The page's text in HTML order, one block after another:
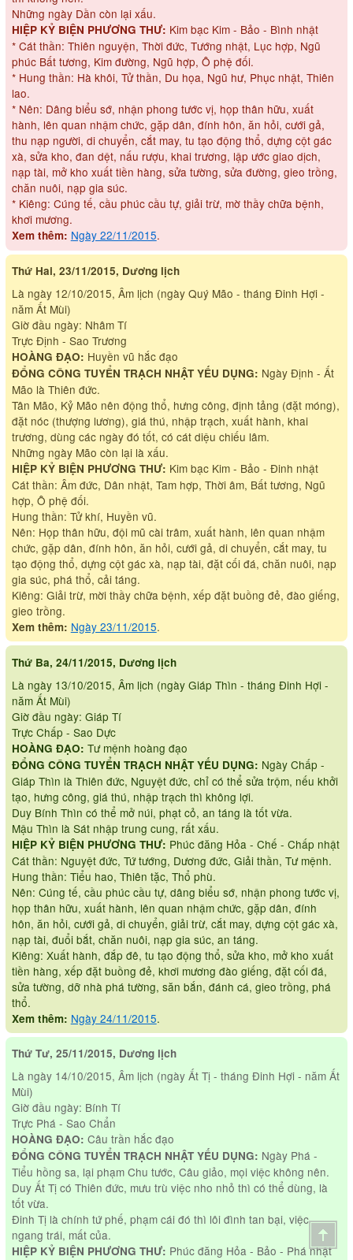
Những ngày Dần còn lại xấu.
HIỆP KỶ BIỆN PHƯƠNG THƯ: Kim bạc Kim - Bảo - Bình nhật
* Cát thần: Thiên nguyện, Thời đức, Tướng nhật, Lục hợp, Ngũ
phúc Bất tương, Kim đường, Ngũ hợp, Ô phệ đối.
* Hung thần: Hà khôi, Tử thần, Du họa, Ngũ hư, Phục nhật, Thiên
lao.
* Nên: Dâng biểu sớ, nhận phong tước vị, họp thân hữu, xuất
hành, lên quan nhậm chức, gặp dân, đính hôn, ăn hỏi, cưới gả,
thu nạp người, di chuyển, cắt may, tu tạo động thổ, dựng cột gác
xà, sửa kho, đan dệt, nấu rượu, khai trương, lập ước giao dịch,
nạp tài, mở kho xuất tiền hàng, sửa tường, sửa đường, gieo trồng,
chăn nuôi, nạp gia súc.
* Kiêng: Cúng tế, cầu phúc cầu tự, giải trừ, mờ thầy chữa bệnh,
khơi mương.
Xem thêm: Ngày 22/11/2015.
Thứ Hai, 23/11/2015, Dương lịch
Là ngày 12/10/2015, Âm lịch (ngày Quý Mão - tháng Đinh Hợi -
năm Ất Mùi)
Giờ đầu ngày: Nhâm Tí
Trực Định - Sao Trương
HOÀNG ĐẠO: Huyền vũ hắc đạo
ĐỔNG CÔNG TUYỂN TRẠCH NHẬT YẾU DỤNG: Ngày Định - Ất
Mão là Thiên đức.
Tân Mão, Kỷ Mão nên động thổ, hưng công, định tảng (đặt móng),
đặt nóc (thượng lương), giá thú, nhập trạch, xuất hành, khai
trương, dùng các ngày đó tốt, có cát diệu chiếu lâm.
Những ngày Mão còn lại là xấu.
HIỆP KỶ BIỆN PHƯƠNG THƯ: Kim bạc Kim - Bảo - Đinh nhật
Cát thần: Âm đức, Dân nhật, Tam hợp, Thời âm, Bất tương, Ngũ
hợp, Ô phệ đối.
Hung thần: Tử khí, Huyền vũ.
Nên: Họp thân hữu, đội mũ cài trâm, xuất hành, lên quan nhậm
chức, gặp dân, đính hôn, ăn hỏi, cưới gả, di chuyển, cắt may, tu
tạo động thổ, dựng cột gác xà, nạp tài, đặt cối đá, chăn nuôi, nạp
gia súc, phá thổ, cải táng.
Kiêng: Giải trừ, mời thầy chữa bệnh, xếp đặt buồng đẻ, đào giếng,
gieo trồng.
Xem thêm: Ngày 23/11/2015.
Thứ Ba, 24/11/2015, Dương lịch
Là ngày 13/10/2015, Âm lịch (ngày Giáp Thìn - tháng Đinh Hợi -
năm Ất Mùi)
Giờ đầu ngày: Giáp Tí
Trực Chấp - Sao Dực
HOÀNG ĐẠO: Tư mệnh hoàng đạo
ĐỔNG CÔNG TUYỂN TRẠCH NHẬT YẾU DỤNG: Ngày Chấp -
Giáp Thìn là Thiên đức, Nguyệt đức, chỉ có thể sửa trộm, nếu khởi
tạo, hưng công, giá thú, nhập trạch thì không lợi.
Duy Bính Thìn có thể mở núi, phạt cỏ, an táng là tốt vừa.
Mậu Thìn là Sát nhập trung cung, rất xấu.
HIỆP KỶ BIỆN PHƯƠNG THƯ: Phúc đăng Hỏa - Chế - Chấp nhật
Cát thần: Nguyệt đức, Tứ tướng, Dương đức, Giải thần, Tư mệnh.
Hung thần: Tiểu hao, Thiên tặc, Thổ phù.
Nên: Cúng tế, cầu phúc cầu tự, dâng biểu sớ, nhận phong tước vị,
họp thân hữu, xuất hành, lên quan nhậm chức, gặp dân, đính
hôn, ăn hỏi, cưới gả, di chuyển, giải trừ, cắt may, dựng cột gác xà,
nạp tài, đuổi bắt, chăn nuôi, nạp gia súc, an táng.
Kiêng: Xuất hành, đắp đê, tu tạo động thổ, sửa kho, mở kho xuất
tiền hàng, xếp đặt buồng đẻ, khơi mương đào giếng, đặt cối đá,
sửa tường, dỡ nhà phá tường, săn bắn, đánh cá, gieo trồng, phá
thổ.
Xem thêm: Ngày 24/11/2015.
Thứ Tư, 25/11/2015, Dương lịch
Là ngày 14/10/2015, Âm lịch (ngày Ất Tị - tháng Đinh Hợi - năm Ất
Mùi)
Giờ đầu ngày: Bính Tí
Trực Phá - Sao Chẩn
HOÀNG ĐẠO: Câu trần hắc đạo
ĐỔNG CÔNG TUYỂN TRẠCH NHẬT YẾU DỤNG: Ngày Phá -
Tiểu hồng sa, lại phạm Chu tước, Câu giảo, mọi việc không nên.
Duy Ất Tị có Thiên đức, mưu trù việc nho nhỏ thì có thể dùng, là
tốt vừa.
Đinh Tị là chính tứ phế, phạm cái đó thì lôi đình tan bại, việc
ngang trái, mất của.
HIỆP KỶ BIỆN PHƯƠNG THƯ: Phúc đăng Hỏa - Bảo - Phá nhật